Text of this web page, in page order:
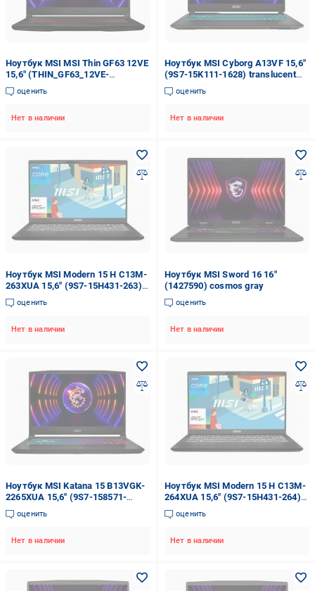
Ноутбук MSI MSI Thin GF63 12VE
15,6" (THIN_GF63_12VE-
1096XUA) black
оценить
Нет в наличии
Ноутбук MSI Cyborg A13VF 15,6"
(9S7-15K111-1628) translucent
black
оценить
Нет в наличии
Ноутбук MSI Modern 15 H C13M-
263XUA 15,6" (9S7-15H431-263)
classic black
оценить
Нет в наличии
Ноутбук MSI Sword 16 16"
(1427590) cosmos gray
оценить
Нет в наличии
Ноутбук MSI Katana 15 B13VGK-
2265XUA 15,6" (9S7-158571-
2265) black
оценить
Нет в наличии
Ноутбук MSI Modern 15 H C13M-
264XUA 15,6" (9S7-15H431-264)
classic black
оценить
Нет в наличии